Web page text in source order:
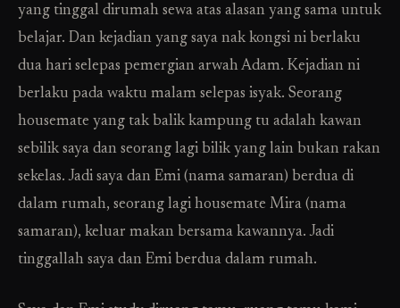
yang tinggal dirumah sewa atas alasan yang sama untuk
belajar. Dan kejadian yang saya nak kongsi ni berlaku
dua hari selepas pemergian arwah Adam. Kejadian ni
berlaku pada waktu malam selepas isyak. Seorang
housemate yang tak balik kampung tu adalah kawan
sebilik saya dan seorang lagi bilik yang lain bukan rakan
sekelas. Jadi saya dan Emi (nama samaran) berdua di
dalam rumah, seorang lagi housemate Mira (nama
samaran), keluar makan bersama kawannya. Jadi
tinggallah saya dan Emi berdua dalam rumah.